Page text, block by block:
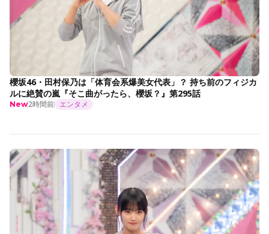
櫻坂46・田村保乃は「体育会系爆美女代表」？ 持ち前のフィジカ
ルに絶賛の嵐『そこ曲がったら、櫻坂？』第295話
New2時間前 エンタメ